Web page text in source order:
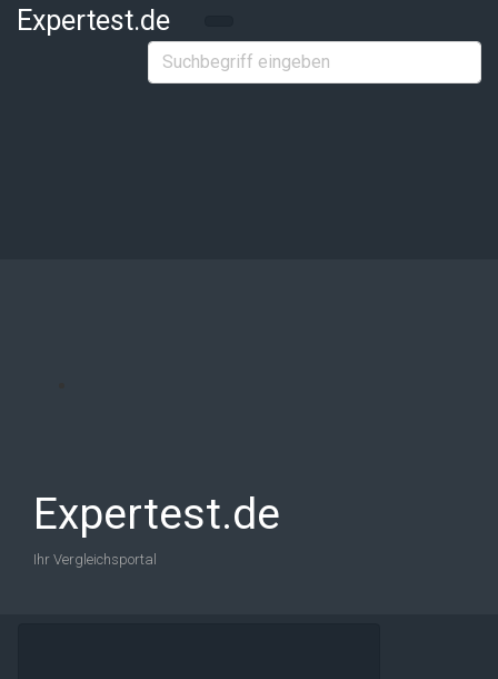
Zum Hauptinhalt springen
Expertest.de
Expertest.de
Ihr Vergleichsportal